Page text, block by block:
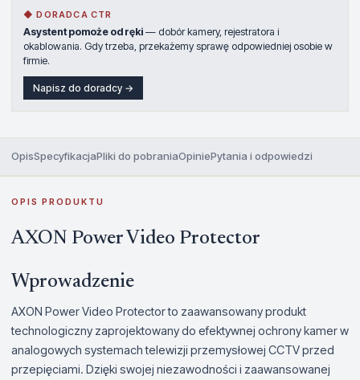
◆ DORADCA CTR
Asystent pomoże od ręki — dobór kamery, rejestratora i
okablowania. Gdy trzeba, przekażemy sprawę odpowiedniej osobie w
firmie.
Napisz do doradcy →
OpisSpecyfikacjaPliki do pobraniaOpiniePytania i odpowiedzi
OPIS PRODUKTU
AXON Power Video Protector
Wprowadzenie
AXON Power Video Protector to zaawansowany produkt
technologiczny zaprojektowany do efektywnej ochrony kamer w
analogowych systemach telewizji przemysłowej CCTV przed
przepięciami. Dzięki swojej niezawodności i zaawansowanej